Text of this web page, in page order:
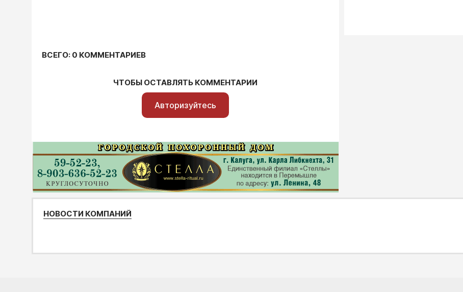
ВСЕГО: 0 КОММЕНТАРИЕВ
ЧТОБЫ ОСТАВЛЯТЬ КОММЕНТАРИИ
Авторизуйтесь
НОВОСТИ КОМПАНИЙ